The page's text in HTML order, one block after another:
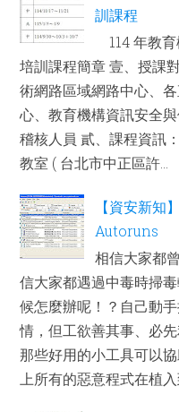
訓課程
114 年教
培訓課程簡章 壹、授課
術網路區域網路中心、
心、教育機構資訊安全
稽核人員 貳、課程資訊
教室 ( 台北市中正區許...
【資安新知
Autoruns
相信大家都
信大家都遇過中毒時掃
候怎麼辦呢！？自己動
情，但工欲善其事、必
那些好用的小工具可以
上所有的惡意程式在植